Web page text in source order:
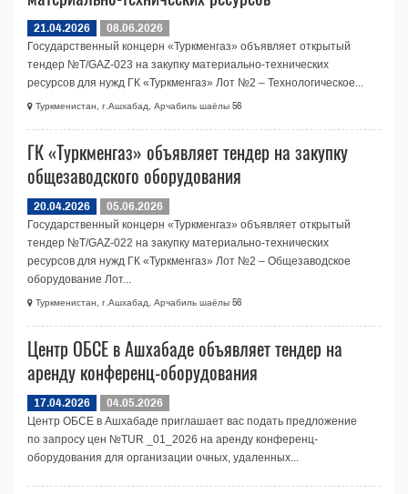
21.04.2026
08.06.2026
Государственный концерн «Туркменгаз» объявляет открытый
тендер №T/GAZ-023 на закупку материально-технических
ресурсов для нужд ГК «Туркменгаз» Лот №2 – Технологическое...
Туркменистан, г.Ашхабад, Арчабиль шаёлы 56
ГК «Туркменгаз» объявляет тендер на закупку
общезаводского оборудования
20.04.2026
05.06.2026
Государственный концерн «Туркменгаз» объявляет открытый
тендер №T/GAZ-022 на закупку материально-технических
ресурсов для нужд ГК «Туркменгаз» Лот №2 – Общезаводское
оборудование Лот...
Туркменистан, г.Ашхабад, Арчабиль шаёлы 56
Центр ОБСЕ в Ашхабаде объявляет тендер на
аренду конференц-оборудования
17.04.2026
04.05.2026
Центр ОБСЕ в Ашхабаде приглашает вас подать предложение
по запросу цен №TUR _01_2026 на аренду конференц-
оборудования для организации очных, удаленных...